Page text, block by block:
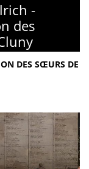
-
des
DES SŒURS DE